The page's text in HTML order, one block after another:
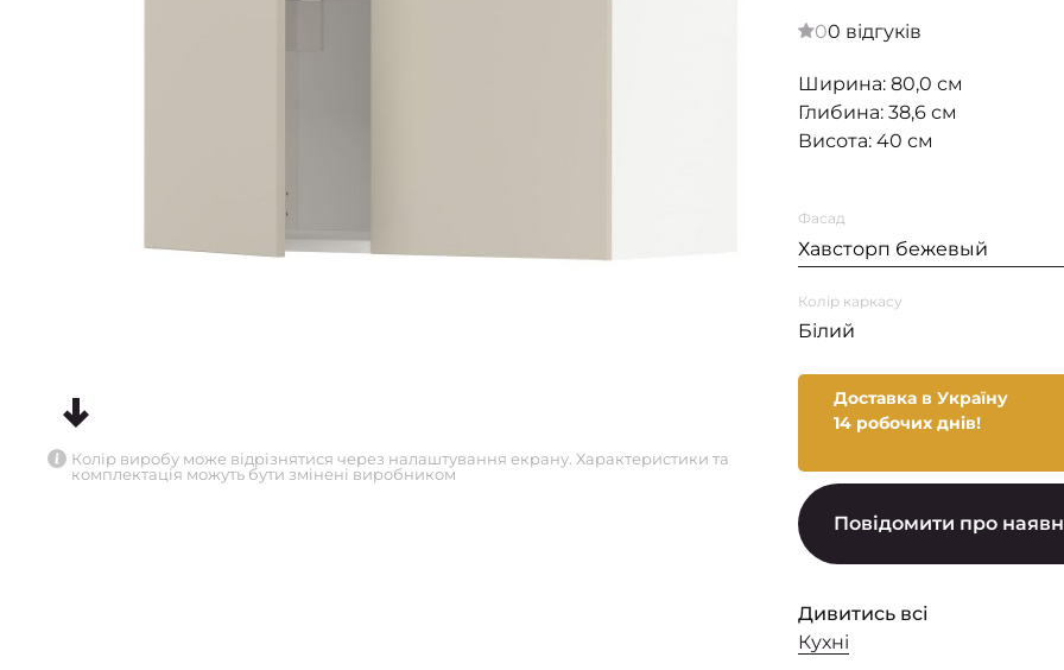
Колір виробу може відрізнятися через налаштування екрану. Характеристики та
комплектація можуть бути змінені виробником
00 відгуків
Ширина: 80,0 см
Глибина: 38,6 см
Висота: 40 см
Фасад
Хавсторп бежевый
Колір каркасу
Білий
Доставка в Україну
14 робочих днів!
Повідомити про
Дивитись всі
Кухні